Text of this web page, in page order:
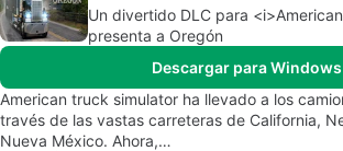
Un divertido DLC para
presenta a Oregón
Descargar para Windows
American truck simulator ha llevado a los
través de las vastas carreteras de California,
Nueva México. Ahora,…